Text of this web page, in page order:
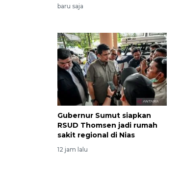
baru saja
Gubernur Sumut siapkan
RSUD Thomsen jadi rumah
sakit regional di Nias
12 jam lalu